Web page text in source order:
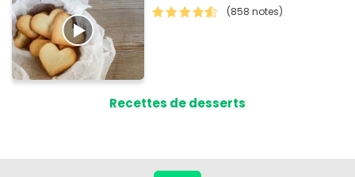
(858 notes)
Recettes de desserts